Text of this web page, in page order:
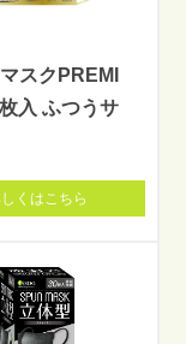
スクPREMI
入 ふつうサ
くはこちら